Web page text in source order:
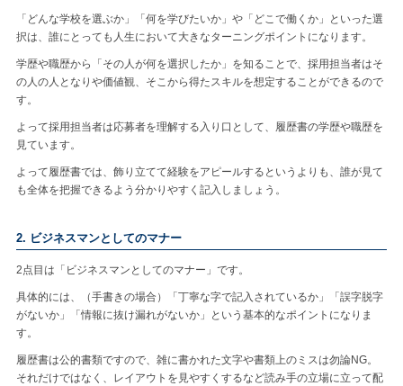
「どんな学校を選ぶか」「何を学びたいか」や「どこで働くか」といった選
択は、誰にとっても人生において大きなターニングポイントになります。
学歴や職歴から「その人が何を選択したか」を知ることで、採用担当者はそ
の人の人となりや価値観、そこから得たスキルを想定することができるので
す。
よって採用担当者は応募者を理解する入り口として、履歴書の学歴や職歴を
見ています。
よって履歴書では、飾り立てて経験をアピールするというよりも、誰が見て
も全体を把握できるよう分かりやすく記入しましょう。
2. ビジネスマンとしてのマナー
2点目は「ビジネスマンとしてのマナー」です。
具体的には、（手書きの場合）「丁寧な字で記入されているか」「誤字脱字
がないか」「情報に抜け漏れがないか」という基本的なポイントになりま
す。
履歴書は公的書類ですので、雑に書かれた文字や書類上のミスは勿論NG。
それだけではなく、レイアウトを見やすくするなど読み手の立場に立って配